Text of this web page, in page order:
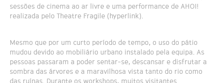
sessões de cinema ao ar livre e uma performance de AHOI!
realizada pelo Theatre Fragile (hyperlink).
Mesmo que por um curto período de tempo, o uso do pátio
mudou devido ao mobiliário urbano instalado pela equipa. As
pessoas passaram a poder sentar-se, descansar e disfrutar a
sombra das árvores e a maravilhosa vista tanto do rio como
das ruínas. Durante os workshops, muitos visitantes